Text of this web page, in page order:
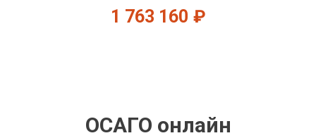
1 763 160 ₽
ОСАГО онлайн